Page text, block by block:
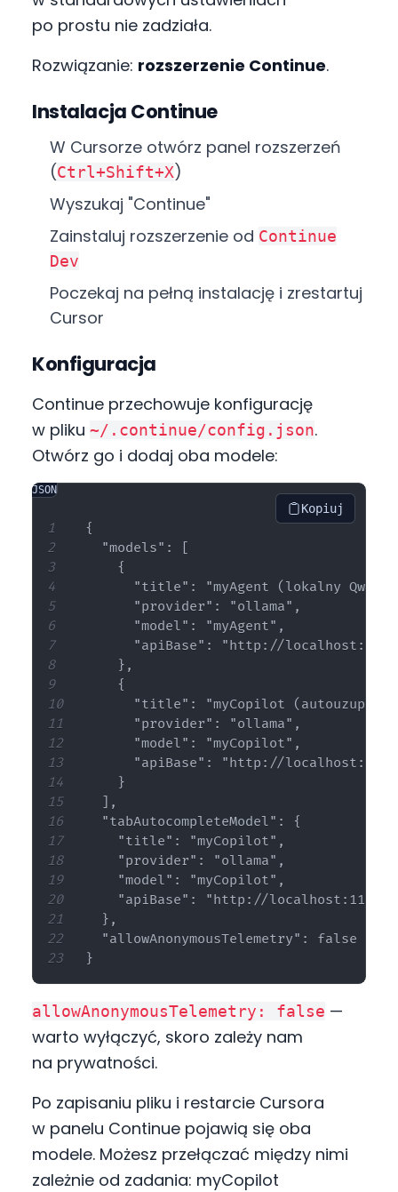
po prostu nie zadziała.
Rozwiązanie: rozszerzenie Continue.
Instalacja Continue
W Cursorze otwórz panel rozszerzeń
(Ctrl+Shift+X)
Wyszukaj "Continue"
Zainstaluj rozszerzenie od Continue
Dev
Poczekaj na pełną instalację i zrestartuj
Cursor
Konfiguracja
Continue przechowuje konfigurację
w pliku ~/.continue/config.json.
Otwórz go i dodaj oba modele:
JSON
Kopiuj
{
  "models": [
    {
"title": "myAgent (lokalny Qwen
      "provider": "ollama",
      "model": "myAgent",
"apiBase": "http://
    },
    {
"title": "myCopilot
      "provider": "ollama",
      "model": "myCopilot",
"apiBase": "http://
    }
  ],
  "tabAutocompleteModel": {
    "title": "myCopilot",
    "provider": "ollama",
    "model": "myCopilot",
    "apiBase": "http://localhost:11434"
  },
  "allowAnonymousTelemetry": false
allowAnonymousTelemetry: false —
warto wyłączyć, skoro zależy nam
na prywatności.
Po zapisaniu pliku i restarcie Cursora
w panelu Continue pojawią się oba
modele. Możesz przełączać między nimi
zależnie od zadania: myCopilot